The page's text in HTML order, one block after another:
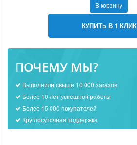
В корзину
КУПИТЬ В 1 КЛИК
ПОЧЕМУ МЫ?
Выполнили свыше 10 000 заказов
Более 10 лет успешной работы
Более 15 000 покупателей
Круглосуточная поддержка